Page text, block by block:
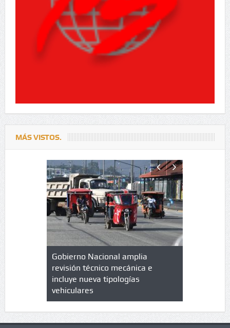
MÁS VISTOS.
de
en
Gobierno Nacional amplia
revisión técnico mecánica e
incluye nueva tipologías
vehiculares